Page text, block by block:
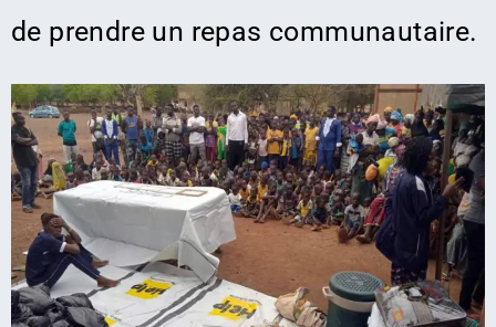
de prendre un repas communautaire.